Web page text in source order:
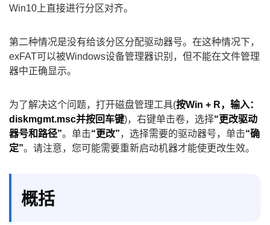
Win10上直接进行分区对齐。
第二种情况是没有给该分区分配驱动器号。在这种情况下，
exFAT可以被Windows设备管理器识别，但不能在文件管理
器中正确显示。
为了解决这个问题，打开磁盘管理工具(按Win + R，输入：
diskmgmt.msc并按回车键)，右键单击卷，选择“更改驱动
器号和路径”。单击“更改”，选择需要的驱动器号，单击“确
定”。请注意，您可能需要重新启动机器才能使更改生效。
概括